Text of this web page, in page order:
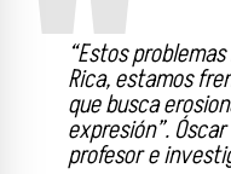
“Estos
Rica, estamos
que busca
expresión”.
profesor e